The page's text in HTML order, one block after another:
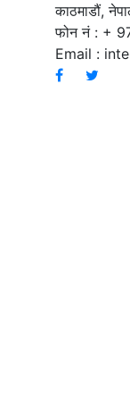
काठमाडौं,
फोन नं : +
Email :